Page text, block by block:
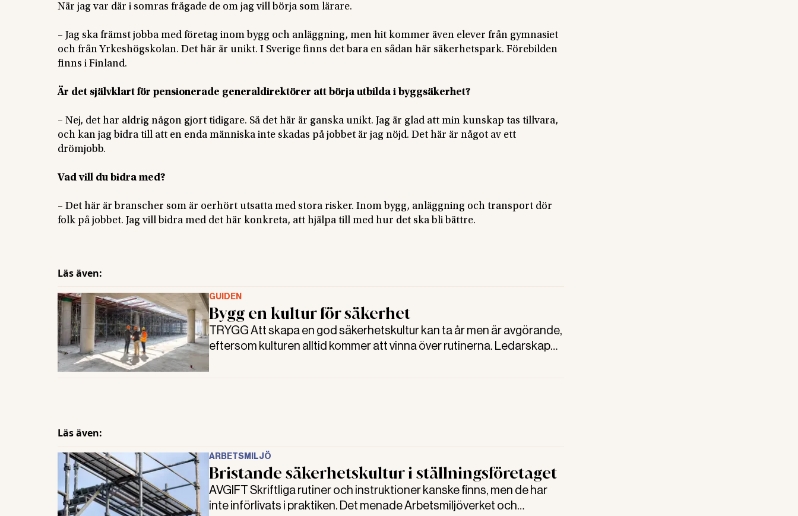
När jag var där i somras frågade de om jag vill börja som lärare.
– Jag ska främst jobba med företag inom bygg och anläggning, men hit kommer även elever från gymnasiet
och från Yrkeshögskolan. Det här är unikt. I Sverige finns det bara en sådan här säkerhetspark. Förebilden
finns i Finland.
Är det självklart för pensionerade generaldirektörer att börja utbilda i byggsäkerhet?
– Nej, det har aldrig någon gjort tidigare. Så det här är ganska unikt. Jag är glad att min kunskap tas tillvara,
och kan jag bidra till att en enda människa inte skadas på jobbet är jag nöjd. Det här är något av ett
drömjobb.
Vad vill du bidra med?
– Det här är branscher som är oerhört utsatta med stora risker. Inom bygg, anläggning och transport dör
folk på jobbet. Jag vill bidra med det här konkreta, att hjälpa till med hur det ska bli bättre.
Läs även:
GUIDEN
Bygg en kultur för säkerhet
TRYGG Att skapa en god säkerhetskultur kan ta år men är avgörande,
eftersom kulturen alltid kommer att vinna över rutinerna. Ledarskapet
Läs även:
ARBETSMILJÖ
Bristande säkerhetskultur i ställningsföretaget
AVGIFT Skriftliga rutiner och instruktioner kanske finns, men de har
inte införlivats i praktiken. Det menade Arbetsmiljöverket och